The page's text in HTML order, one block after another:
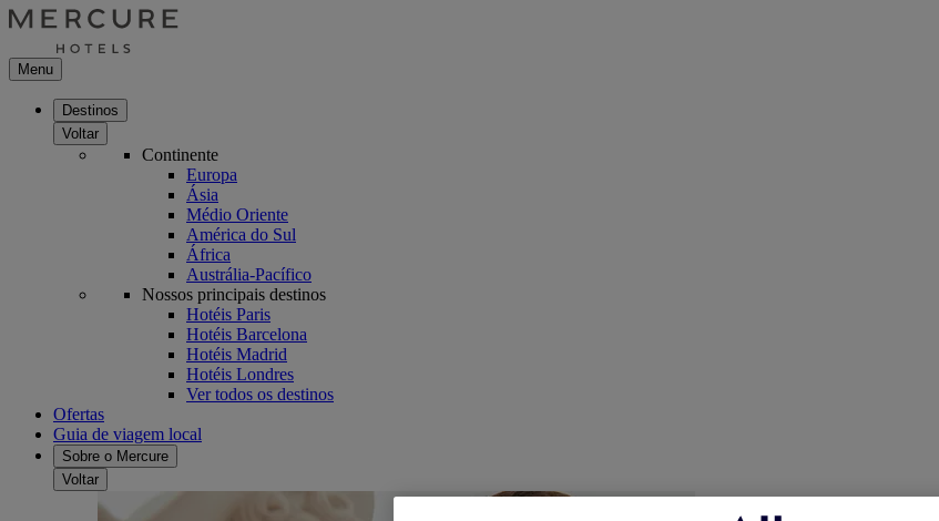
Menu
Destinos
Voltar
Continente
Europa
Ásia
Médio Oriente
América do Sul
África
Austrália-Pacífico
Nossos principais destinos
Hotéis Paris
Hotéis Barcelona
Hotéis Madrid
Hotéis Londres
Ver todos os destinos
Ofertas
Guia de viagem local
Sobre o Mercure
Voltar